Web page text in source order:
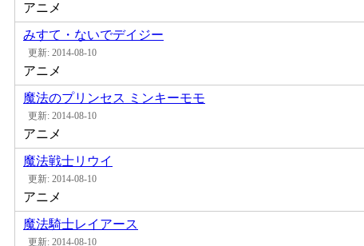
アニメ
みすて・ないでデイジー
更新: 2014-08-10
アニメ
魔法のプリンセス ミンキーモモ
更新: 2014-08-10
アニメ
魔法戦士リウイ
更新: 2014-08-10
アニメ
魔法騎士レイアース
更新: 2014-08-10